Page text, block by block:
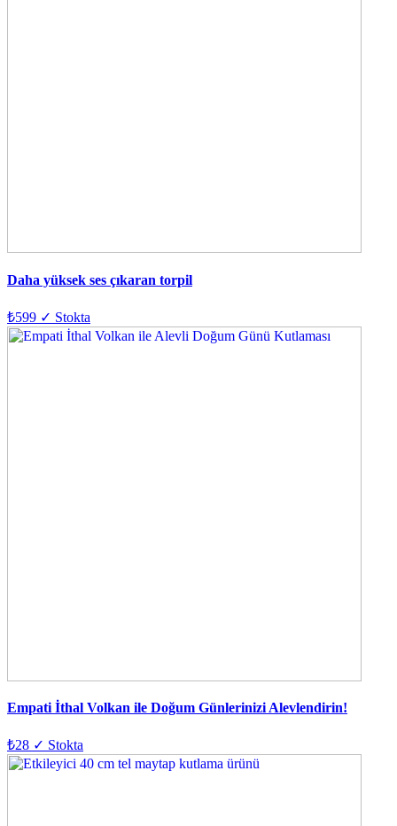
Daha yüksek ses çıkaran torpil
₺599 ✓ Stokta
Empati İthal Volkan ile Doğum Günlerinizi Alevlendirin!
₺28 ✓ Stokta